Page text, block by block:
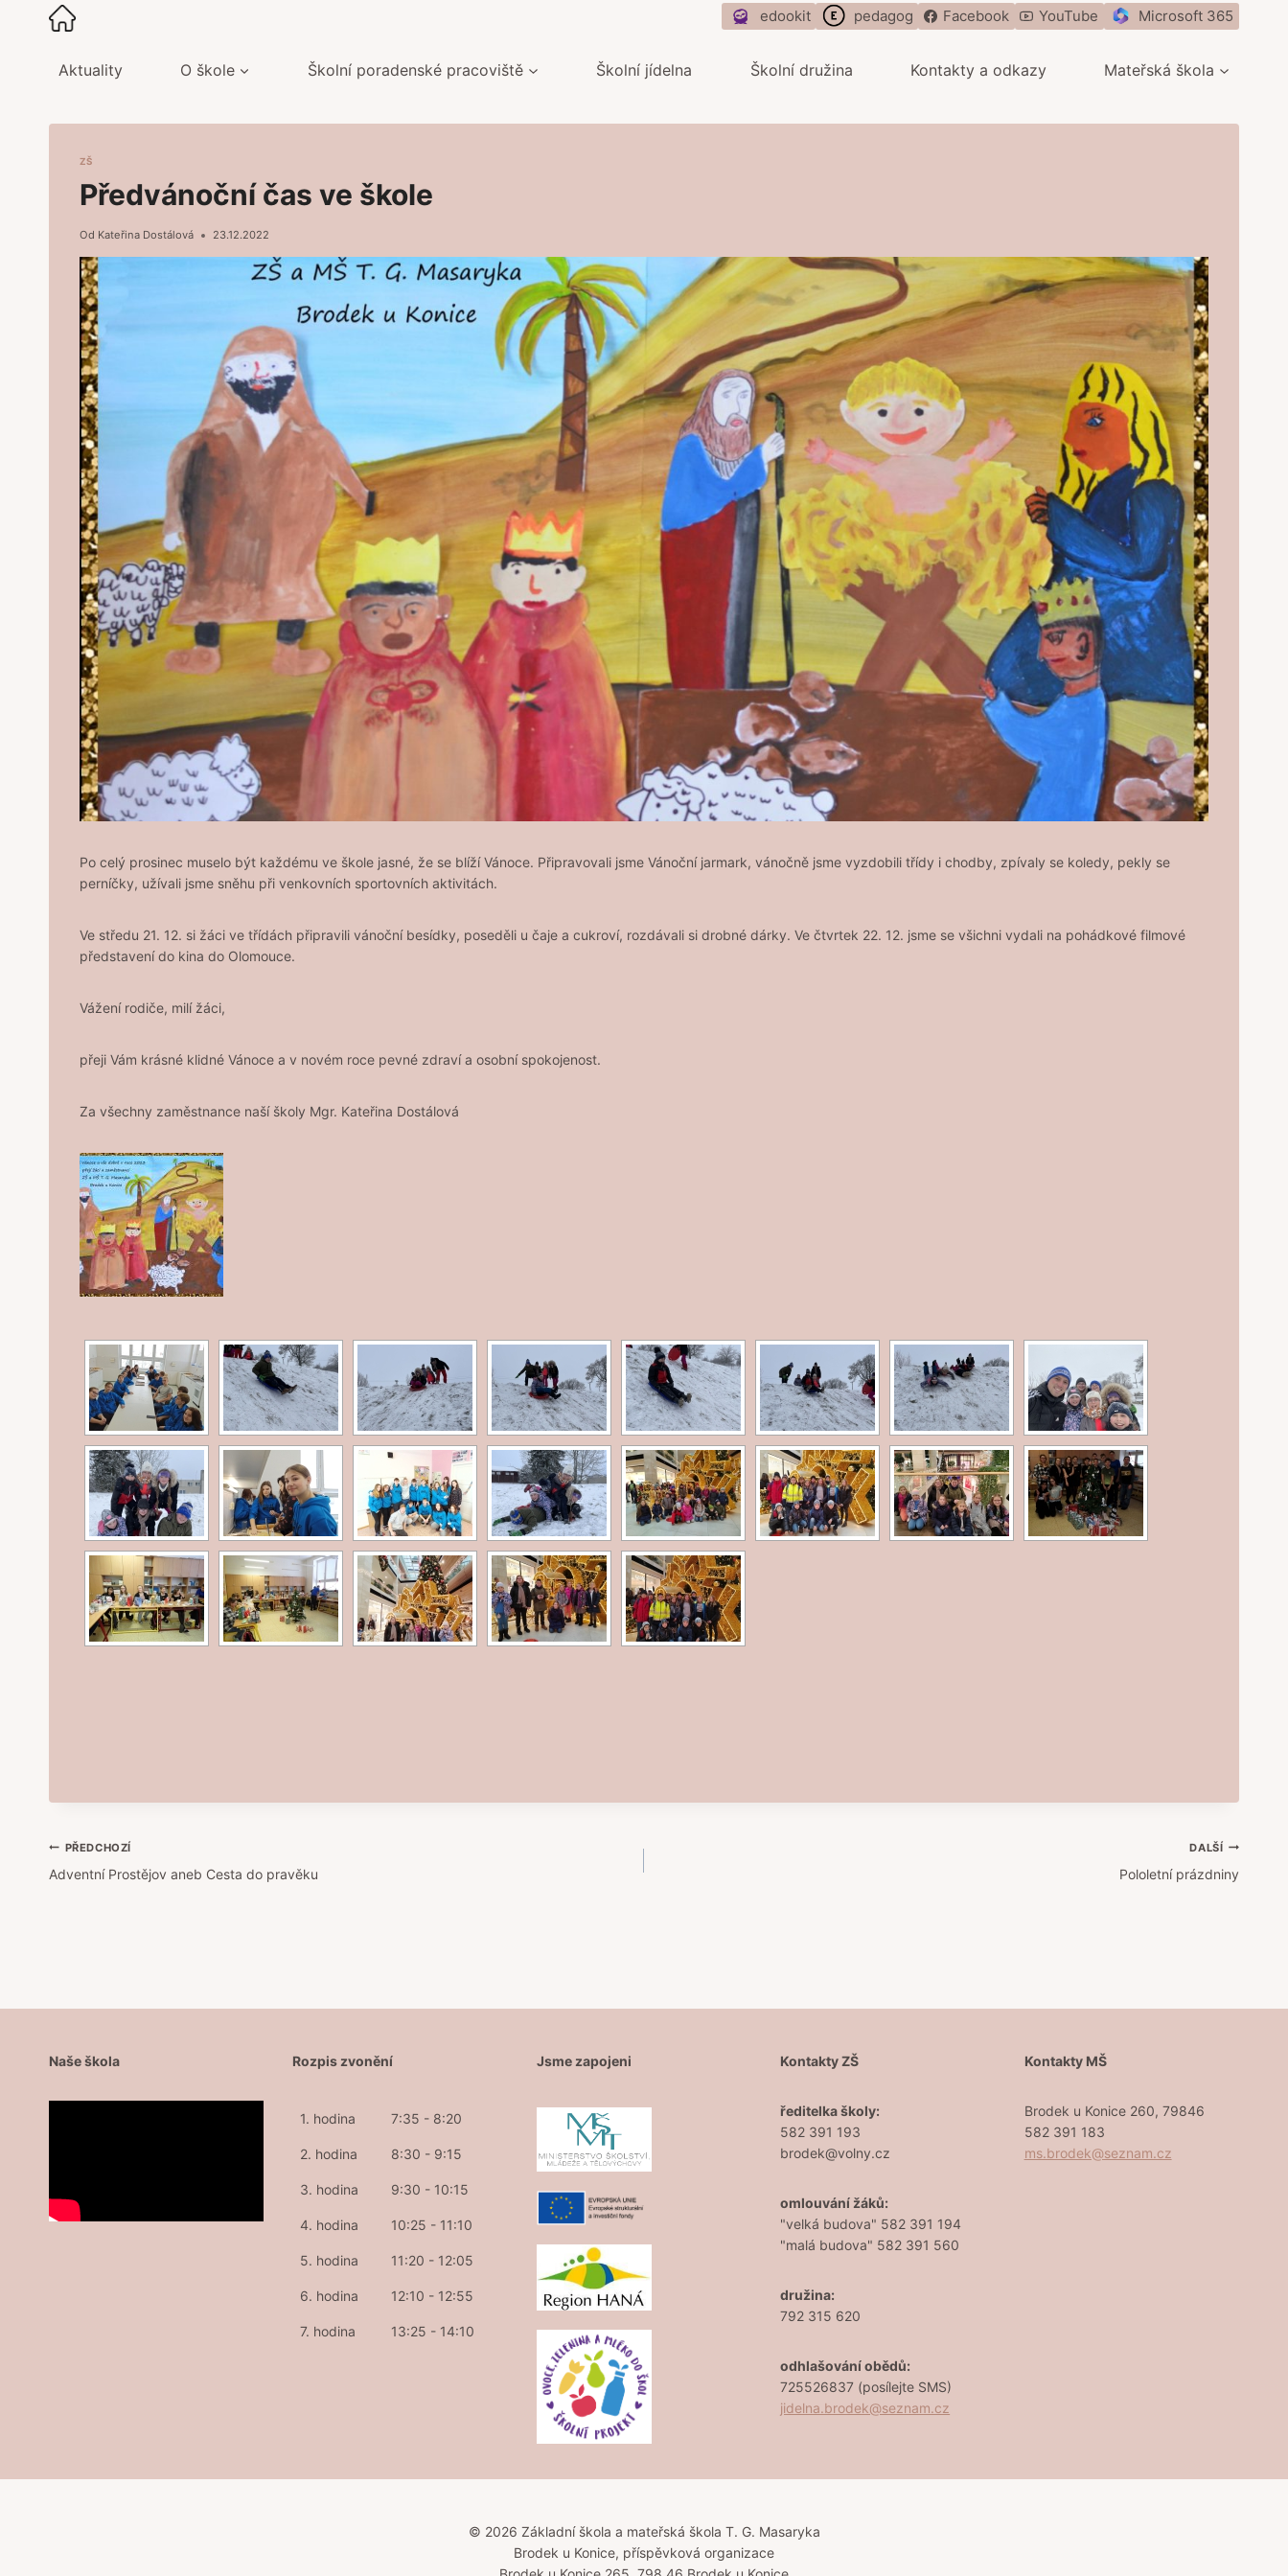
Přeskočit
edookit pedagog Facebook YouTube Microsoft 365
Aktuality O škole Školní poradenské pracoviště Školní jídelna Školní družina Kontakty a odkazy Mateřská škola
ZŠ
Předvánoční čas ve škole
Od Kateřina Dostálová 23.12.2022
Po celý prosinec muselo být každému ve škole jasné, že se blíží Vánoce. Připravovali jsme Vánoční jarmark, vánočně jsme vyzdobili třídy i chodby, zpívaly se koledy, pekly se
perníčky, užívali jsme sněhu při venkovních sportovních aktivitách.
Ve středu 21. 12. si žáci ve třídách připravili vánoční besídky, poseděli u čaje a cukroví, rozdávali si drobné dárky. Ve čtvrtek 22. 12. jsme se všichni vydali na pohádkové filmové
představení do kina do Olomouce.
Vážení rodiče, milí žáci,
přeji Vám krásné klidné Vánoce a v novém roce pevné zdraví a osobní spokojenost.
Za všechny zaměstnance naší školy Mgr. Kateřina Dostálová
Navigace
pro
PŘEDCHOZÍ
Adventní Prostějov aneb Cesta do pravěku
DALŠÍ
Pololetní prázdniny
Naše škola Rozpis zvonění
1. hodina 7:35 - 8:20
2. hodina 8:30 - 9:15
3. hodina 9:30 - 10:15
4. hodina 10:25 - 11:10
5. hodina 11:20 - 12:05
6. hodina 12:10 - 12:55
7. hodina 13:25 - 14:10
Jsme zapojeni Kontakty ZŠ
ředitelka školy:
582 391 193
brodek@volny.cz
omlouvání žáků:
"velká budova" 582 391 194
"malá budova" 582 391 560
družina:
792 315 620
odhlašování obědů:
725526837 (posílejte SMS)
jidelna.brodek@seznam.cz
Kontakty MŠ
Brodek u Konice 260, 79846
582 391 183
ms.brodek@seznam.cz
© 2026 Základní škola a mateřská škola T. G. Masaryka
Brodek u Konice, příspěvková organizace